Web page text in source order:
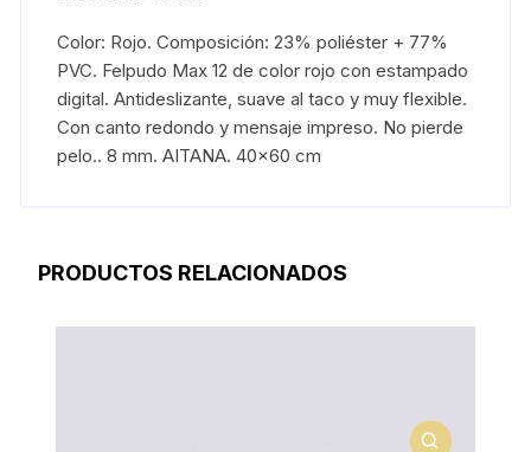
Color: Rojo. Composición: 23% poliéster + 77%
PVC. Felpudo Max 12 de color rojo con estampado
digital. Antideslizante, suave al taco y muy flexible.
Con canto redondo y mensaje impreso. No pierde
pelo.. 8 mm. AITANA. 40×60 cm
PRODUCTOS RELACIONADOS